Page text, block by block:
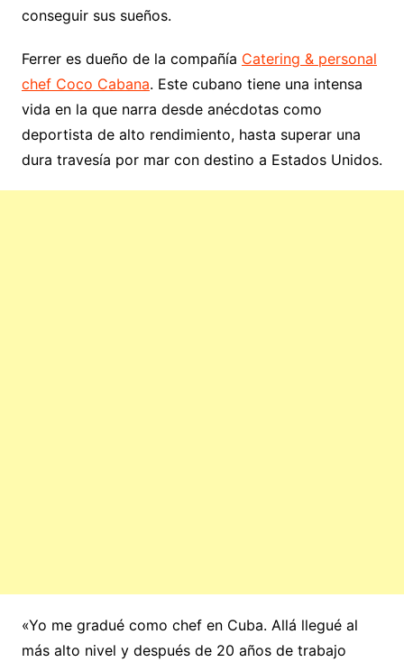
conseguir sus sueños.
Ferrer es dueño de la compañía Catering & personal
chef Coco Cabana. Este cubano tiene una intensa
vida en la que narra desde anécdotas como
deportista de alto rendimiento, hasta superar una
dura travesía por mar con destino a Estados Unidos.
«Yo me gradué como chef en Cuba. Allá llegué al
más alto nivel y después de 20 años de trabajo